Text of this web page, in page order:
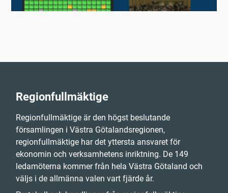
Regionfullmäktige
Regionfullmäktige är den högst beslutande
församlingen i Västra Götalandsregionen,
regionfullmäktige har det yttersta ansvaret för
ekonomin och verksamhetens inriktning. De 149
ledamöterna kommer från hela Västra Götaland och
väljs i de allmänna valen vart fjärde år.